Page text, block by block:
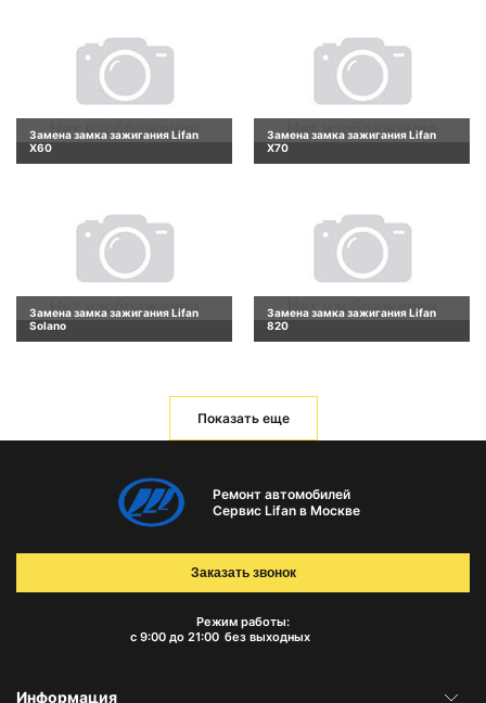
Замена замка зажигания Lifan
X60
Замена замка зажигания Lifan
X70
Замена замка зажигания Lifan
Solano
Замена замка зажигания Lifan
820
Показать еще
Ремонт автомобилей
Сервис Lifan в Москве
Режим работы:
с 9:00 до 21:00 без выходных
Заказать звонок
Информация